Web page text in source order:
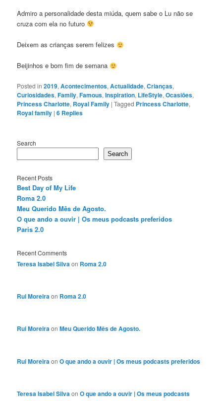
Admiro a personalidade desta miúda, quem sabe o Lu não se
cruza com ela no futuro
Deixem as crianças serem felizes
Beijinhos e bom fim de semana
Posted in 2019,Acontecimentos,Actualidade,Crianças,
Curiosidades,Family,Famous,Inspiration, LifeStyle,Ocasiōes,
Princess Charlotte, Royal Family |Tagged Princess Charlotte,
Royal family |6 Replies
Search
Search
Recent Posts
Best Day of My Life
Roma 2.0
Meu Querido Mês de Agosto.
O que ando a ouvir | Os meus podcasts preferidos
Paris 2.0
Recent Comments
Teresa Isabel Silva on Roma 2.0
Rui Moreiraon Roma 2.0
Rui MoreiraonMeu Querido Mês de Agosto.
Rui MoreiraonO que ando a ouvir | Os meus podcasts preferidos
Teresa Isabel SilvaonO que ando a ouvir | Os meus podcasts